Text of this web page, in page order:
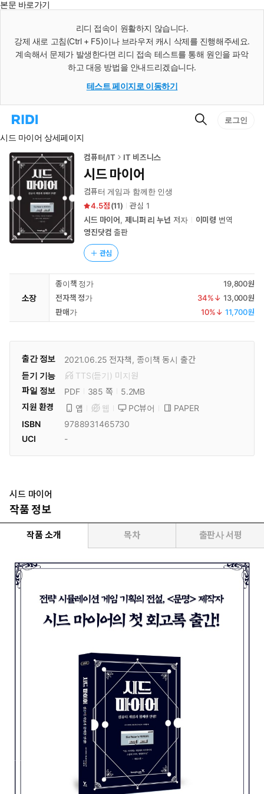
본문 바로가기
리디 접속이 원활하지 않습니다.
강제 새로 고침(Ctrl + F5)이나 브라우저 캐시 삭제를 진행해주세요.
계속해서 문제가 발생한다면 리디 접속 테스트를 통해 원인을 파악
하고 대응 방법을 안내드리겠습니다.
테스트 페이지로 이동하기
리
홈
로
이
검
로그인
시드 마이어 상세페이지
컴퓨터/IT IT 비즈니스
시드 마이어
컴퓨터 게임과 함께한 인생
4.5
(11) 관심 1
시드 마이어, 제니퍼 리 누넌 저자 이미령 번역
영진닷컴 출판
관심
소장
종이책 정가
19,800원
전자책 정가
34%↓ 13,000원
판매가
10%↓ 11,700원
출간 정보 2021.06.25 전자책, 종이책 동시 출간
듣기 기능
TTS(듣기) 미 지원
파일 정보
PDF 385 쪽
5.2MB
지원 환경
앱 웹 PC뷰어
PAPER
ISBN
9788931465730
UCI
-
시드 마이어
작품 정보
작품 소개 목차 출판사 서평